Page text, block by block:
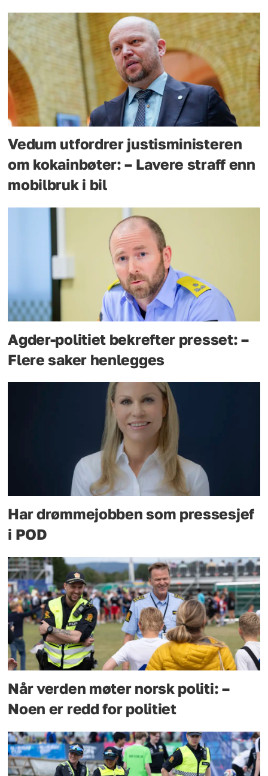
Vedum utfordrer justisministeren
om kokainbøter: – Lavere straff enn
mobilbruk i bil
Agder-politiet bekrefter presset: –
Flere saker henlegges
Har drømmejobben som pressesjef
i POD
Når verden møter norsk politi: –
Noen er redd for politiet